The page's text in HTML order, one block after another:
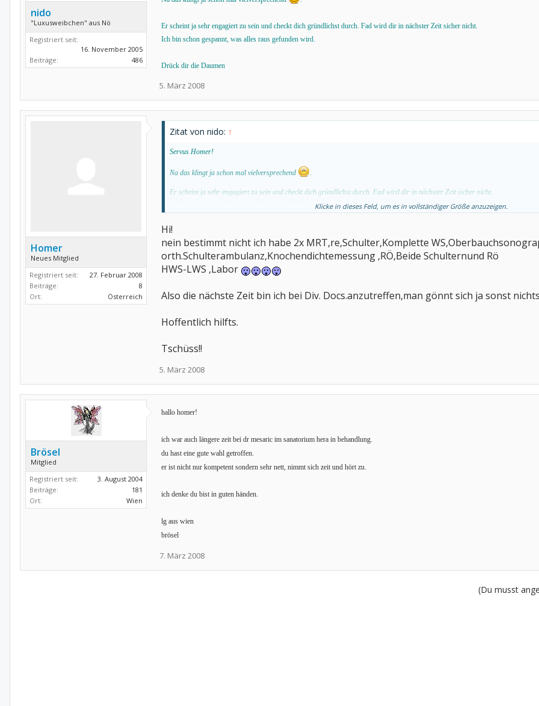
nido
"Luxusweibchen" aus Nö
Registriert seit:
16. November 2005
Beiträge:
486
Er scheint ja sehr engagiert zu sein und checkt dich gründlichst durch. Fad wird dir in nächster Zeit sicher nicht.
Ich bin schon gespannt, was alles raus gefunden wird.
Drück dir die Daumen
5. März 2008
Homer
Neues Mitglied
Registriert seit:
27. Februar 2008
Beiträge:
8
Ort:
Österreich
Zitat von nido: ↑
Servus Homer!
Na das klingt ja schon mal vielversprechend .
Er scheint ja sehr engagiert zu sein und checkt dich gründlichst durch. Fad wird dir in nächster Zeit sicher nicht.
Ich bin schon gespannt, was alles raus gefunden wird.Klicke in dieses Feld, um es in vollständiger Größe anzuzeigen.
Hi!
nein bestimmt nicht ich habe 2x MRT,re,Schulter,Komplette
orth.Schulterambulanz,Knochendichtemessung ,RÖ,Beide Schulternund Rö
HWS-LWS ,Labor
Also die nächste Zeit bin ich bei Div. Docs.anzutreffen,man gönnt sich ja sonst
Hoffentlich hilfts.
Tschüss!!
5. März 2008
Brösel
Mitglied
Registriert seit:
3. August 2004
Beiträge:
181
Ort:
Wien
hallo homer!
ich war auch längere zeit bei dr mesaric im sanatorium hera in behandlung.
du hast eine gute wahl getroffen.
er ist nicht nur kompetent sondern sehr nett, nimmt sich zeit und hört zu.
ich denke du bist in guten händen.
lg aus wien
brösel
7. März 2008
(Du musst